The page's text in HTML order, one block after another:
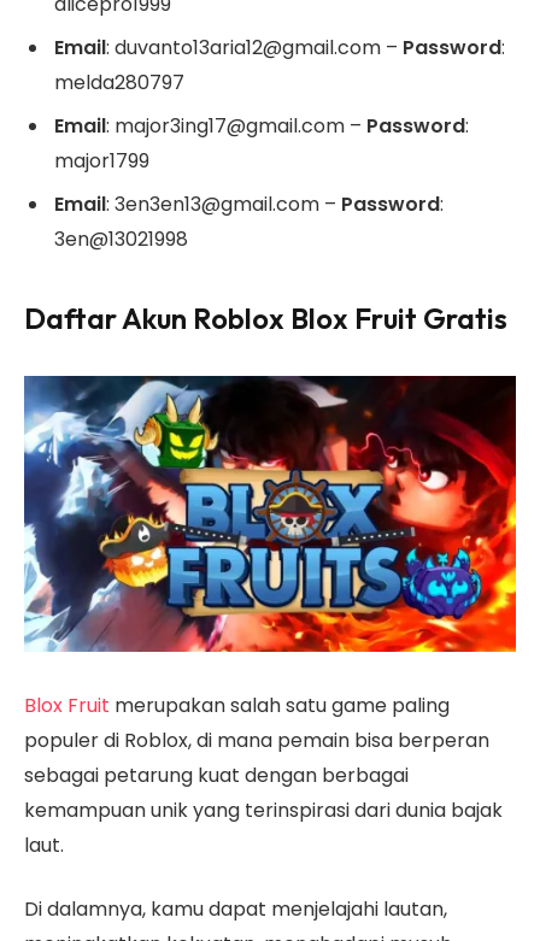
Email: duvanto13aria12@gmail.com – Password:
melda280797
Email: major3ing17@gmail.com – Password:
major1799
Email: 3en3en13@gmail.com – Password:
3en@13021998
Daftar Akun Roblox Blox Fruit Gratis
Blox Fruit merupakan salah satu game paling
populer di Roblox, di mana pemain bisa berperan
sebagai petarung kuat dengan berbagai
kemampuan unik yang terinspirasi dari dunia bajak
laut.
Di dalamnya, kamu dapat menjelajahi lautan,